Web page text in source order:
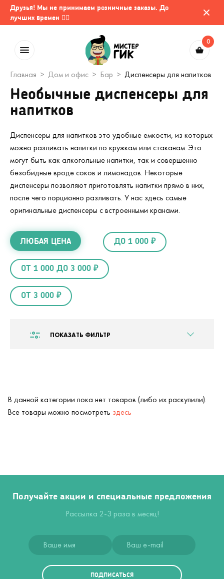
Друзья! Мы не принимаем розничные заказы. До
лучших времен 🤷‍♂️
0
Главная Дом и офис Бар Диспенсеры для напитков
Необычные диспенсеры для
напитков
Диспенсеры для напитков это удобные емкости, из которых
можно разливать напитки по кружкам или стаканам. Это
могут быть как алкогольные напитки, так и совершенно
безобидные вроде соков и лимонадов. Некоторые
диспенсеры позволяют приготовлять напитки прямо в них,
после чего порционно разливать. У нас здесь самые
оригинальные диспенсеры с встроенными кранами.
ЛЮБАЯ ЦЕНА ДО 1 000 ₽
ОТ 1 000 ДО 3 000 ₽
ОТ 3 000 ₽
ПОКАЗАТЬ ФИЛЬТР
В данной категории пока нет товаров (либо их раскупили).
Все товары можно посмотреть здесь
Получайте акции и специальные предложения
Рассылка 2-3 раза в месяц!
ПОДПИСАТЬСЯ